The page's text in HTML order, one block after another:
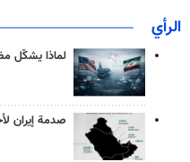
الرأي
لماذا يشكّل
صدمة إيران